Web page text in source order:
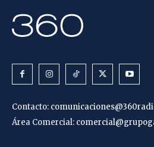
Contacto:
Área Comercial: